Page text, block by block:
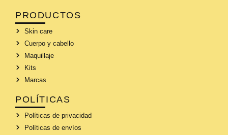
PRODUCTOS
Skin care
Cuerpo y cabello
Maquillaje
Kits
Marcas
POLÍTICAS
Políticas de privacidad
Políticas de envíos